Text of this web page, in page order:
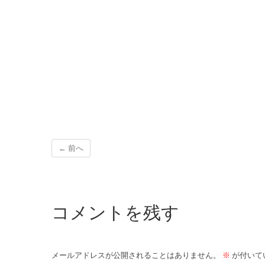
← 前へ
コメントを残す
メールアドレスが公開されることはありません。 ※ が付いて